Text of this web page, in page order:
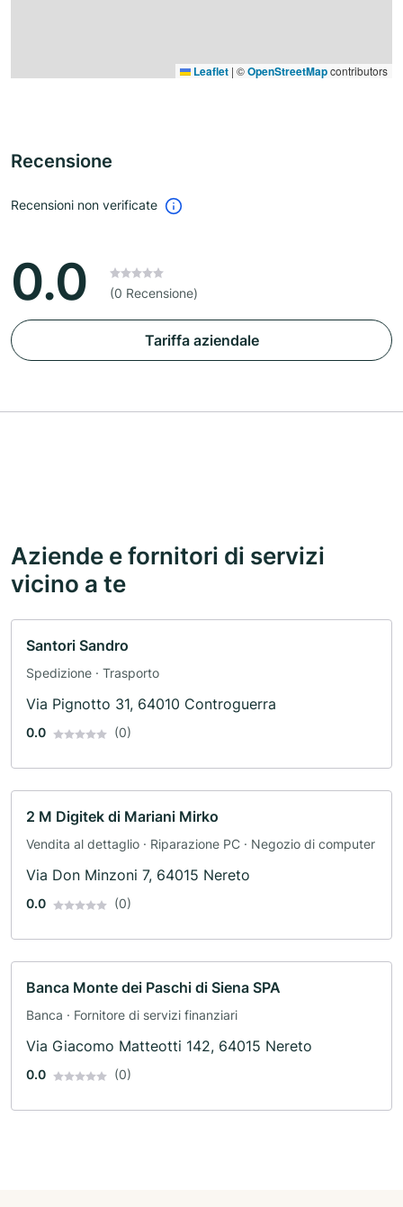
Leaflet | ©OpenStreetMapcontributors
Recensione
Recensioni non verificate
0.0 (0 Recensione)
Tariffa aziendale
Aziende e fornitori di servizi
vicino a te
Santori Sandro
Spedizione · Trasporto
Via Pignotto 31, 64010 Controguerra
0.0 (0)
2 M Digitek di Mariani Mirko
Vendita al dettaglio · Riparazione PC · Negozio di computer
Via Don Minzoni 7, 64015 Nereto
0.0 (0)
Banca Monte dei Paschi di Siena SPA
Banca · Fornitore di servizi finanziari
Via Giacomo Matteotti 142, 64015 Nereto
0.0 (0)